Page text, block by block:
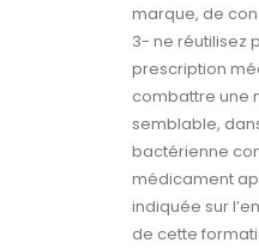
marque, de
3- ne réutilisez
prescription
combattre une
semblable,
bactérienne
médicament
indiquée sur
de cette